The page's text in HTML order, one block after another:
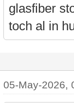
glasfiber
toch al in
05-May-2026,